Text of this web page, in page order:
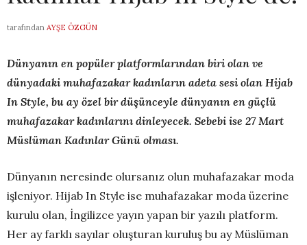
tarafından AYŞE ÖZGÜN
Dünyanın en popüler platformlarından biri olan ve
dünyadaki muhafazakar kadınların adeta sesi olan Hijab
In Style, bu ay özel bir düşünceyle dünyanın en güçlü
muhafazakar kadınlarını dinleyecek. Sebebi ise 27 Mart
Müslüman Kadınlar Günü olması.
Dünyanın neresinde olursanız olun muhafazakar moda
işleniyor. Hijab In Style ise muhafazakar moda üzerine
kurulu olan, İngilizce yayın yapan bir yazılı platform.
Her ay farklı sayılar oluşturan kuruluş bu ay Müslüman